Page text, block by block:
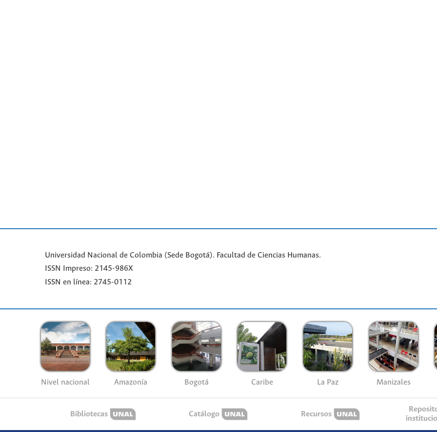
Universidad Nacional de Colombia (Sede Bogotá). Facultad de Ciencias Humanas.
ISSN Impreso: 2145-986X
ISSN en línea: 2745-0112
Nivel nacional Amazonía Bogotá Caribe La Paz Manizales
Bibliotecas Catálogo Recursos